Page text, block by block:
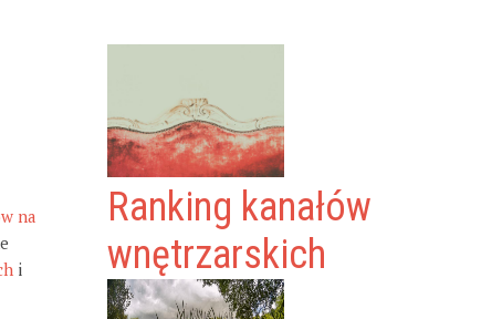
na
i
Ranking kanałów
wnętrzarskich